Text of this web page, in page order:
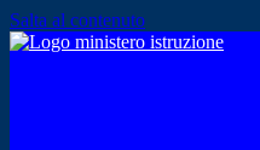
Salta al contenuto